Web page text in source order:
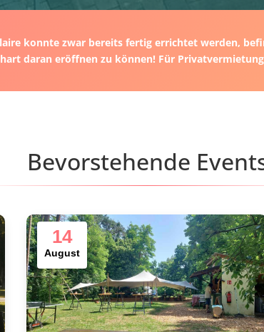
konnte zwar bereits fertig errichtet werden,
daran eröffnen zu können! Für
Bevorstehende
14
August